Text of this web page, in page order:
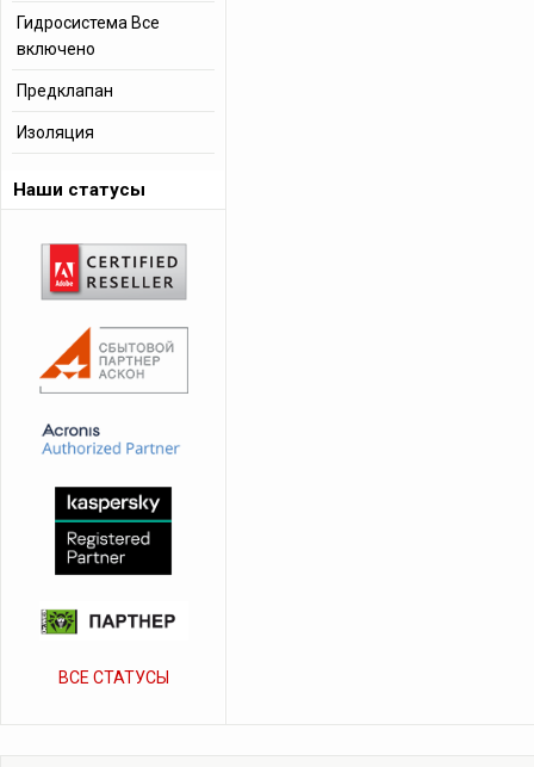
Гидросистема Все
включено
Предклапан
Изоляция
Наши статусы
ВСЕ СТАТУСЫ